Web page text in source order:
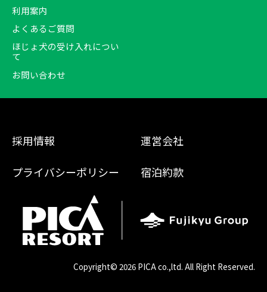
利用案内
よくあるご質問
ほじょ犬の受け入れについ
て
お問い合わせ
採用情報 運営会社
プライバシーポリシー 宿泊約款
Copyright© 2026 PICA co.,ltd. All Right Reserved.